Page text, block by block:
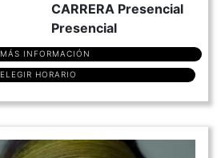
CARRERA Presencial
Presencial
MÁS INFORMACIÓN
ELEGIR HORARIO